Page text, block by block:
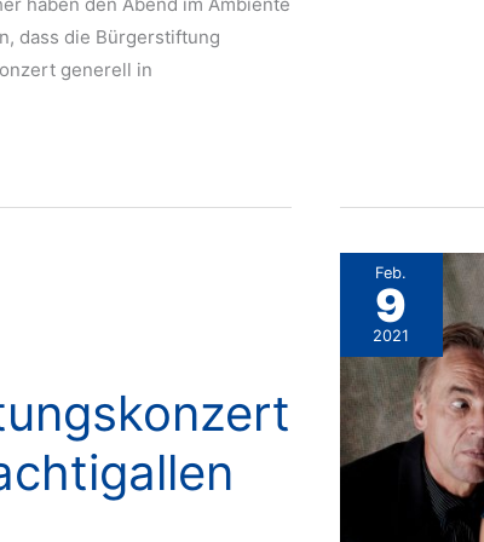
dass die Bürgerstiftung
generell in
Feb.
9
2021